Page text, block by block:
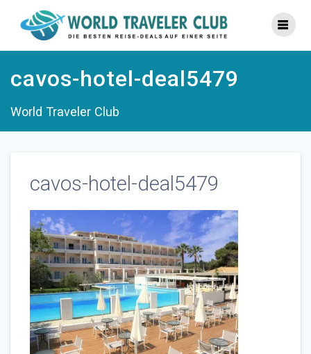
Inhalt
springen
cavos-hotel-deal5479
World Traveler Club
cavos-hotel-deal5479